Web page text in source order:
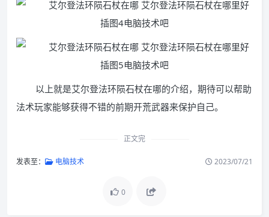
以上就是艾尔登法环陨石杖在哪的介绍，期待可以帮助
法术玩家能够获得不错的前期开荒武器来保护自己。
正文完
发表至： 电脑技术 2023/07/21
0